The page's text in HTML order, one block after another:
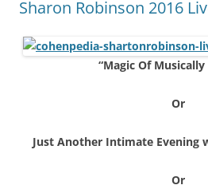
Sharon Robinson 2016
“Magic Of
Or
Just Another Intimate Evening
Or